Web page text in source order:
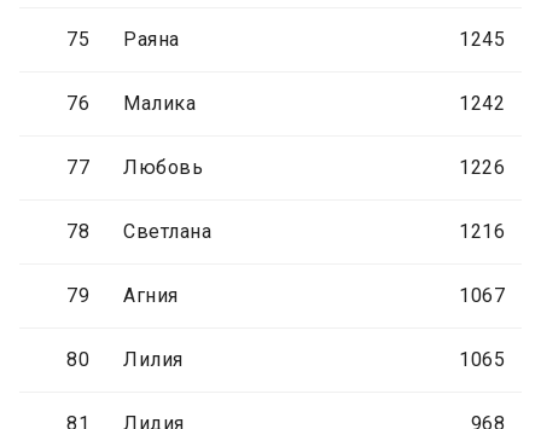
75 Раяна 1245
76 Малика 1242
77 Любовь 1226
78 Светлана 1216
79 Агния 1067
80 Лилия 1065
81 Лидия 968